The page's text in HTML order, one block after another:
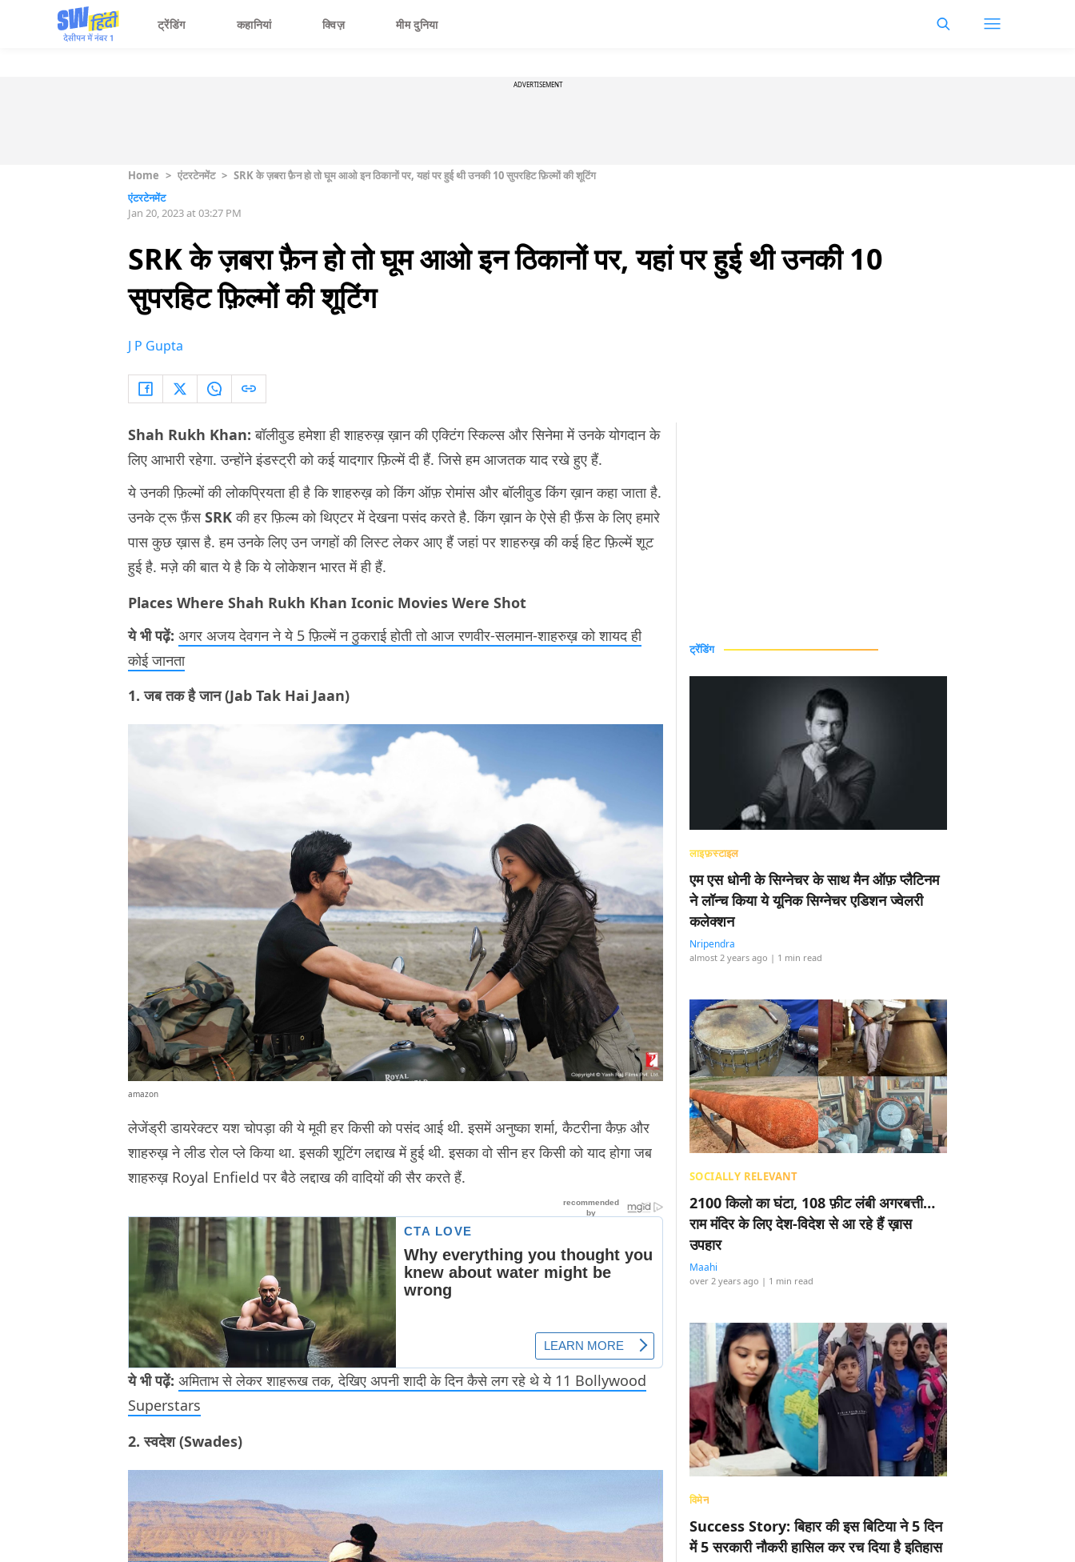
ट्रेंडिंग कहानियां क्विज़ मीम दुनिया
ADVERTISEMENT
Home > एंटरटेनमेंट > SRK के ज़बरा फ़ैन हो तो घूम आओ इन ठिकानों पर, यहां पर हुई थी उनकी 10 सुपरहिट फ़िल्मों की शूटिंग
एंटरटेनमेंट
Jan 20, 2023 at 03:27 PM
SRK के ज़बरा फ़ैन हो तो घूम आओ इन ठिकानों पर, यहां पर हुई थी उनकी 10
सुपरहिट फ़िल्मों की शूटिंग
J P Gupta
Shah Rukh Khan: बॉलीवुड हमेशा ही शाहरुख़ ख़ान की एक्टिंग स्किल्स और सिनेमा में उनके योगदान के
लिए आभारी रहेगा. उन्होंने इंडस्ट्री को कई यादगार फ़िल्में दी हैं. जिसे हम आजतक याद रखे हुए हैं.
ये उनकी फ़िल्मों की लोकप्रियता ही है कि शाहरुख़ को किंग ऑफ़ रोमांस और बॉलीवुड किंग ख़ान कहा जाता है.
उनके ट्रू फ़ैंसSRKकी हर फ़िल्म को थिएटर में देखना पसंद करते है. किंग ख़ान के ऐसे ही फ़ैंस के लिए हमारे
पास कुछ ख़ास है. हम उनके लिए उन जगहों की लिस्ट लेकर आए हैं जहां पर शाहरुख़ की कई हिट फ़िल्में शूट
हुई है. मज़े की बात ये है कि ये लोकेशन भारत में ही हैं.
Places Where Shah Rukh Khan Iconic Movies Were Shot
ये भी पढ़ें: अगर अजय देवगन ने ये 5 फ़िल्में न ठुकराई होती तो आज रणवीर-सलमान-शाहरुख़ को शायद ही
कोई जानता
1. जब तक है जान (Jab Tak Hai Jaan)
amazon
लेजेंड्री डायरेक्टर यश चोपड़ा की ये मूवी हर किसी को पसंद आई थी. इसमें अनुष्का शर्मा, कैटरीना कैफ़ और
शाहरुख़ ने लीड रोल प्ले किया था. इसकी शूटिंग लद्दाख में हुई थी. इसका वो सीन हर किसी को याद होगा जब
शाहरुख़ Royal Enfield पर बैठे लद्दाख की वादियों की सैर करते हैं.
ये भी पढ़ें: अमिताभ से लेकर शाहरूख तक, देखिए अपनी शादी के दिन कैसे लग रहे थे ये 11 Bollywood
Superstars
2. स्वदेश (Swades)
ट्रेंडिंग
लाइफ़स्टाइल
एम एस धोनी के सिग्नेचर के साथ मैन ऑफ़ प्लैटिनम
ने लॉन्च किया ये यूनिक सिग्नेचर एडिशन ज्वेलरी
कलेक्शन
Nripendra
almost 2 years ago | 1 min read
SOCIALLY RELEVANT
2100 किलो का घंटा, 108 फ़ीट लंबी अगरबत्ती…
राम मंदिर के लिए देश-विदेश से आ रहे हैं ख़ास
उपहार
Maahi
over 2 years ago | 1 min read
विमेन
Success Story: बिहार की इस बिटिया ने 5 दिन
में 5 सरकारी नौकरी हासिल कर रच दिया है इतिहास